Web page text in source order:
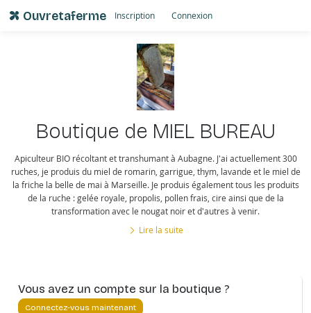
Ouvretaferme Inscription Connexion
Boutique de MIEL BUREAU
Apiculteur BIO récoltant et transhumant à Aubagne. J'ai actuellement 300
ruches, je produis du miel de romarin, garrigue, thym, lavande et le miel de
la friche la belle de mai à Marseille. Je produis également tous les produits
de la ruche : gelée royale, propolis, pollen frais, cire ainsi que de la
transformation avec le nougat noir et d'autres à venir.
Lire la suite
Vous avez un compte sur la boutique ?
Connectez-vous maintenant